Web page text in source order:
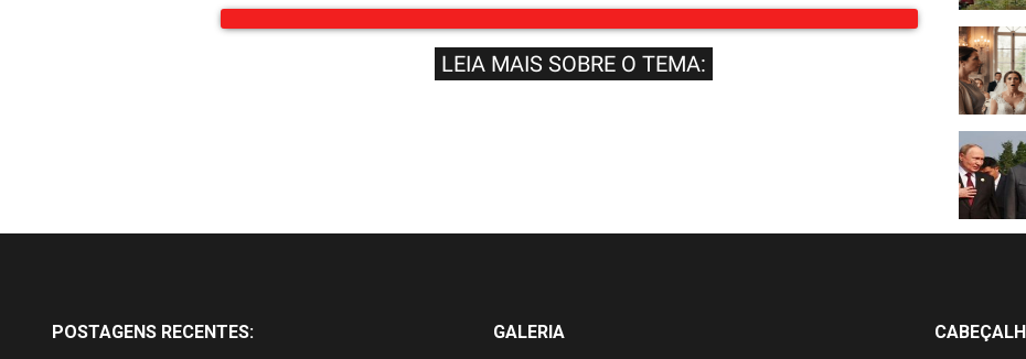
LEIA MAIS SOBRE O TEMA:
POSTAGENS RECENTES: GALERIA